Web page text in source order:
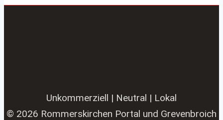
Unkommerziell | Neutral | Lokal
© 2026 Rommerskirchen Portal und Grevenbroich